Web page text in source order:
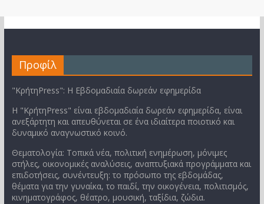
Προφίλ
"ΚρήτηPress": Η Εβδομαδιαία δωρεάν εφημερίδα
Η "ΚρήτηPress" είναι εβδομαδιαία δωρεάν εφημερίδα, είναι
ανεξάρτητη και απευθύνεται σε ένα ιδιαίτερα ποιοτικό και
δυναμικό αναγνωστικό κοινό.
Θεματολογία: Τοπικά νέα, πολιτική ενημέρωση, μόνιμες
στήλες, οικονομικές αναλύσεις, αναπτυξιακά προγράμματα και
επιδοτήσεις, συνέντευξη: το πρόσωπο της εβδομάδας,
θέματα για την γυναίκα, το παιδί, την οικογένεια, πολιτισμός,
κινηματογράφος, θέατρο, μουσική, ταξίδια, ζώδια.